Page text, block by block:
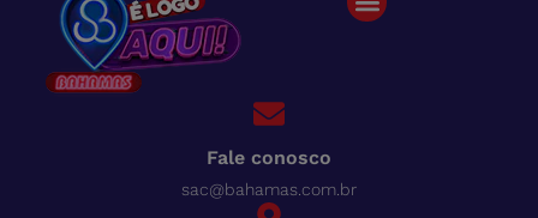
Fale conosco
sac@bahamas.com.br